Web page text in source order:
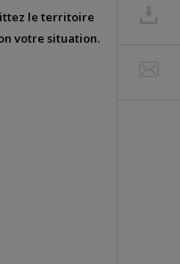
le territoire
votre situation.